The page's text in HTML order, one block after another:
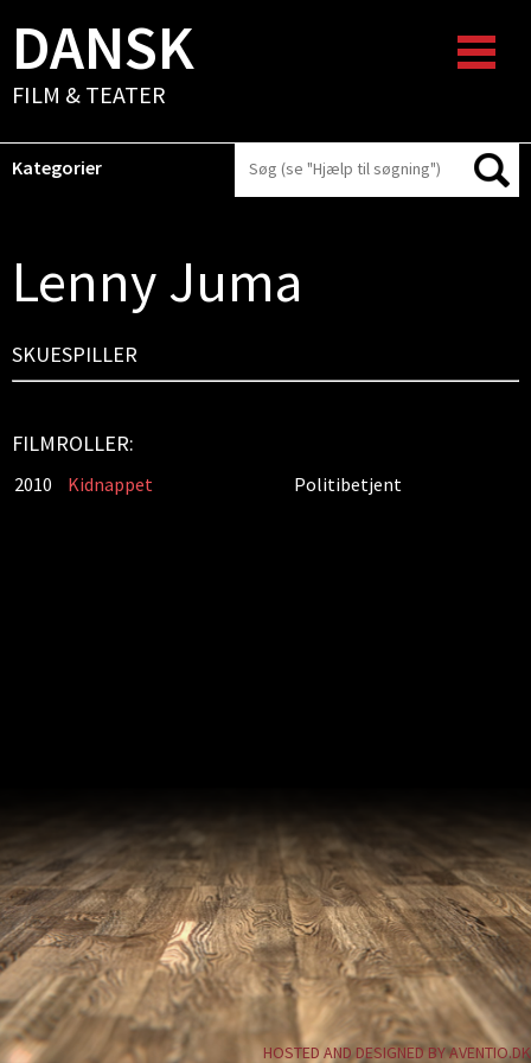
DANSK
FILM & TEATER
Kategorier
Lenny Juma
SKUESPILLER
FILMROLLER:
2010 Kidnappet Politibetjent
HOSTED AND DESIGNED BY AVENTIO.DK